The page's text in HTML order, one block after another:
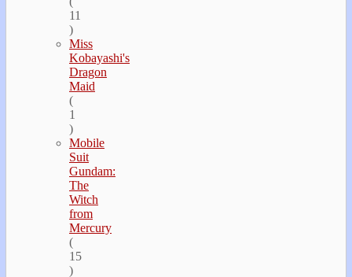
11
)
Miss
Kobayashi's
Dragon
Maid
(
1
)
Mobile
Suit
Gundam:
The
Witch
from
Mercury
(
15
)